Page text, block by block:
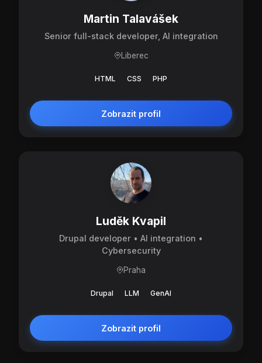
Martin Talavášek
Senior full-stack developer, AI integration
Liberec
HTML CSS PHP
Zobrazit profil
Luděk Kvapil
Drupal developer • AI integration •
Cybersecurity
Praha
Drupal LLM GenAI
Zobrazit profil